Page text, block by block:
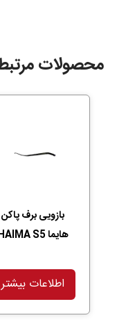
محصولات
بازویی برف پاکن
هایما HAIMA S5
اطلاعات بیشتر